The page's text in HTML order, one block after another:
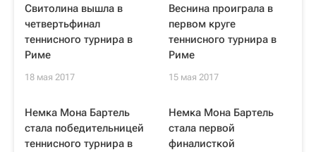
Свитолина вышла в
четвертьфинал
теннисного турнира в
Риме
18 мая 2017
Веснина проиграла в
первом круге
теннисного турнира в
Риме
15 мая 2017
Немка Мона Бартель
стала победительницей
теннисного турнира в
Немка Мона Бартель
стала первой
финалисткой